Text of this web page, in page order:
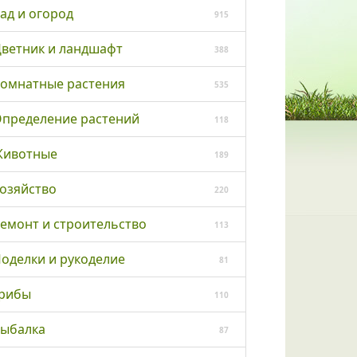
и огород 915
и ландшафт 388
растения 535
растений 118
189
220
и строительство 113
и рукоделие 81
110
87